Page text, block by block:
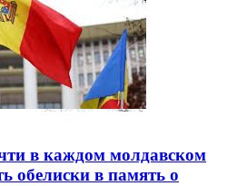
в каждом молдавском
обелиски в память о